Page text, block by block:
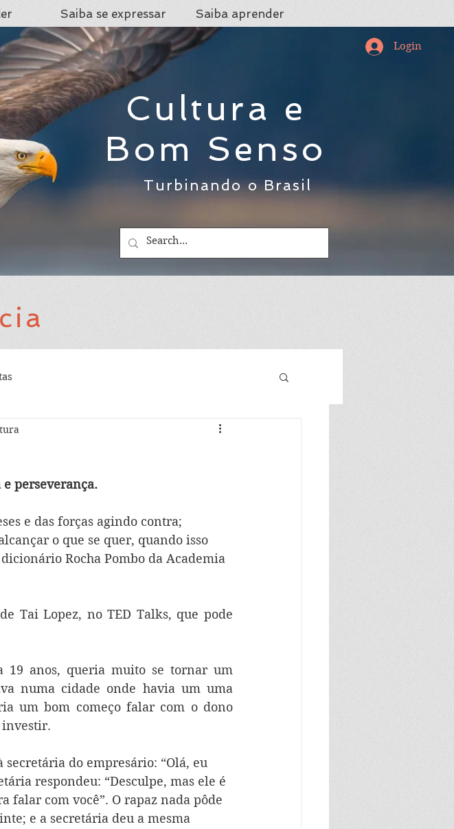
Login
Cultura e
Bom Senso
Turbinando o Brasil
Saiba se expressar Saiba aprender
perseverança.
e das forças agindo contra;
o que se quer, quando isso
Rocha Pombo da Academia
Tai Lopez, no TED Talks, que pode
19 anos, queria muito se tornar um
numa cidade onde havia um uma
um bom começo falar com o dono
investir.
do empresário: “Olá, eu
respondeu: “Desculpe, mas ele é
falar com você”. O rapaz nada pôde
e a secretária deu a mesma